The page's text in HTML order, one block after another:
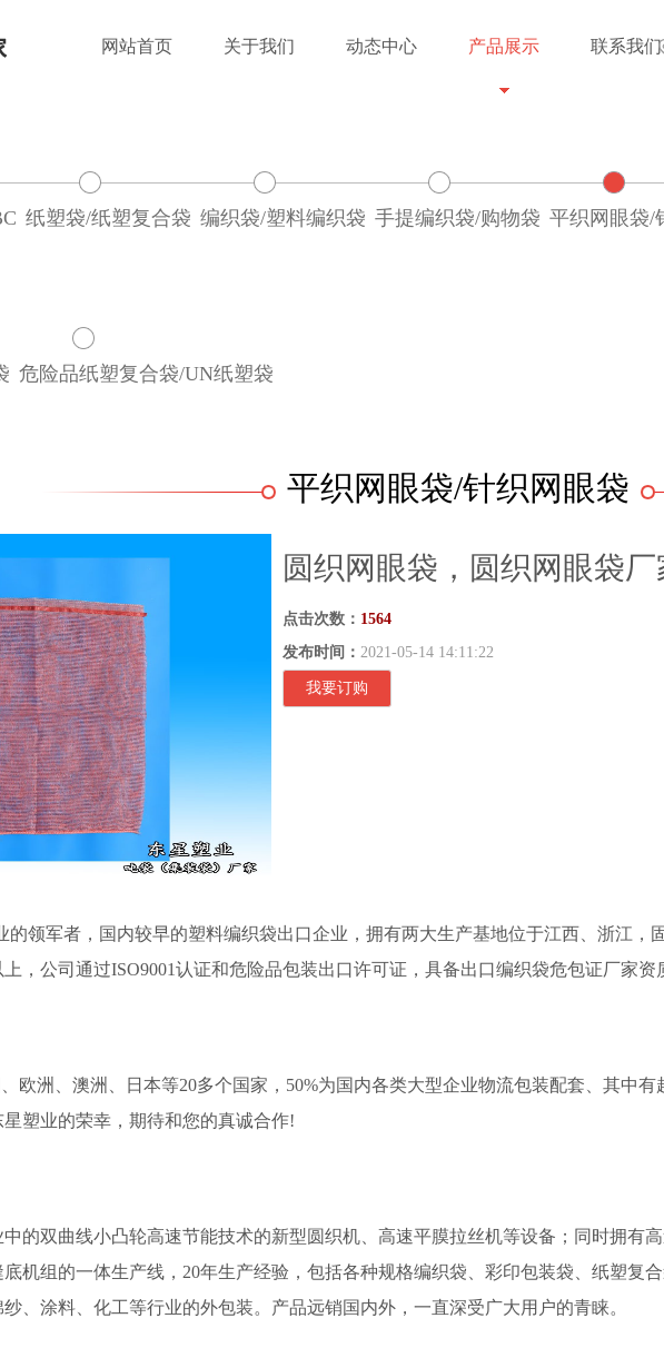
网站首页 关于我们 动态中心 产品展示 联系我们
纸塑袋/纸塑复合袋 编织袋/塑料编织袋 手提编织袋/购物袋 平织网眼袋/
危险品纸塑复合袋/UN纸塑袋
平织网眼袋/针织网眼袋
圆织网眼袋，圆织网眼袋
点击次数： 1564
发布时间： 2021-05-14 14:11:22
我要订购
的领军者，国内较早的塑料编织袋出口企业，拥有两大生产基地位于江西、浙江，
，公司通过ISO9001认证和危险品包装出口许可证，具备出口编织袋危包证厂家资
欧洲、澳洲、日本等20多个国家，50%为国内各类大型企业物流包装配套、其中
塑业的荣幸，期待和您的真诚合作!
的双曲线小凸轮高速节能技术的新型圆织机、高速平膜拉丝机等设备；同时拥有
机组的一体生产线，20年生产经验，包括各种规格编织袋、彩印包装袋、纸塑复
、涂料、化工等行业的外包装。产品远销国内外，一直深受广大用户的青睐。